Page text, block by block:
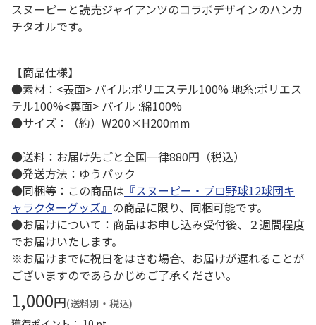
スヌーピーと読売ジャイアンツのコラボデザインのハンカ
チタオルです。
【商品仕様】
●素材：<表面> パイル:ポリエステル100% 地糸:ポリエス
テル100%<裏面> パイル :綿100%
●サイズ：（約）W200×H200mm
●送料：お届け先ごと全国一律880円（税込）
●発送方法：ゆうパック
●同梱等：この商品は 『スヌーピー・プロ野球12球団キ
ャラクターグッズ』 の商品に限り、同梱可能です。
●お届けについて：商品はお申し込み受付後、２週間程度
でお届けいたします。
※お届けまでに祝日をはさむ場合、お届けが遅れることが
ございますのであらかじめご了承ください。
1,000円(送料別・税込)